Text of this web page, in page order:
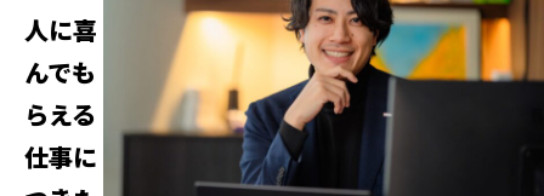
人に喜
んでも
らえる
仕事に